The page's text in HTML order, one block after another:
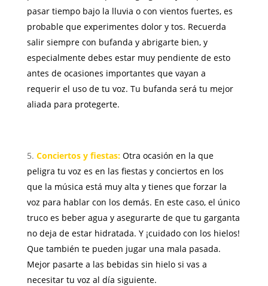
pasar tiempo bajo la lluvia o con vientos fuertes, es
probable que experimentes dolor y tos. Recuerda
salir siempre con bufanda y abrigarte bien, y
especialmente debes estar muy pendiente de esto
antes de ocasiones importantes que vayan a
requerir el uso de tu voz. Tu bufanda será tu mejor
aliada para protegerte.
Conciertos y fiestas: Otra ocasión en la que
peligra tu voz es en las fiestas y conciertos en los
que la música está muy alta y tienes que forzar la
voz para hablar con los demás. En este caso, el único
truco es beber agua y asegurarte de que tu garganta
no deja de estar hidratada. Y ¡cuidado con los hielos!
Que también te pueden jugar una mala pasada.
Mejor pasarte a las bebidas sin hielo si vas a
necesitar tu voz al día siguiente.